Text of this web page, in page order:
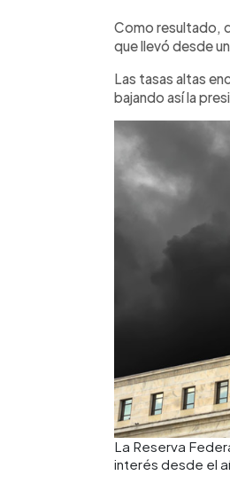
Como resultado,
que llevó desde
Las tasas altas
bajando así la
La Reserva
interés desde el